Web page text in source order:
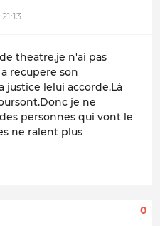
theatre.je n'ai pas
recupere son
justice lelui accorde.Là
je ne
personnes qui vont le
ne ralent plus
0